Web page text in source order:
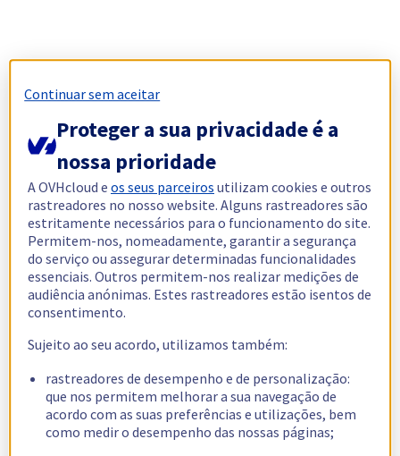
Continuar sem aceitar
Proteger a sua privacidade é a
nossa prioridade
A OVHcloud eos seus parceiros utilizam cookies e outros
rastreadores no nosso website. Alguns rastreadores são
estritamente necessários para o funcionamento do site.
Permitem-nos, nomeadamente, garantir a segurança
do serviço ou assegurar determinadas funcionalidades
essenciais. Outros permitem-nos realizar medições de
audiência anónimas. Estes rastreadores estão isentos de
consentimento.
Sujeito ao seu acordo, utilizamos também:
rastreadores de desempenho e de personalização:
que nos permitem melhorar a sua navegação de
acordo com as suas preferências e utilizações, bem
como medir o desempenho das nossas páginas;